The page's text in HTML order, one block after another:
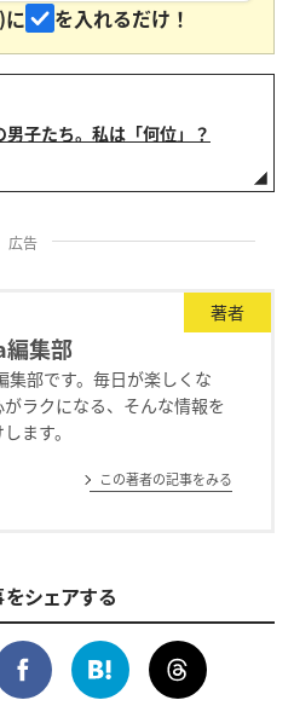
を入れるだけ！
子たち。私は「何位」？
広告
著者
集部
集部です。毎日が楽しくな
がラクになる、そんな情報を
ます。
この著者の記事をみる
シェアする